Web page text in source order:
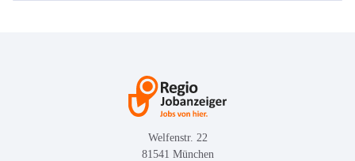
Welfenstr. 22
81541 München